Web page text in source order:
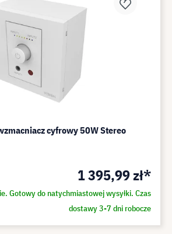
cyfrowy 50W Stereo
1 395,99 zł*
Gotowy do natychmiastowej wysyłki. Czas
dostawy 3-7 dni robocze